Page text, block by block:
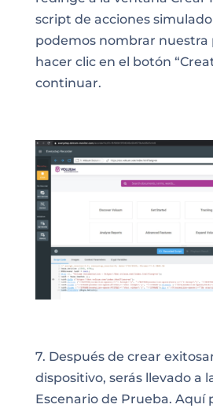
script de acciones
podemos nombrar nuestra
hacer clic en el botón
continuar.
7. Después de crear
dispositivo, serás llevado a
Escenario de Prueba. Aquí